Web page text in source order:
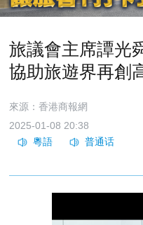
旅議會主席譚光
協助旅遊界再創
來源：香港商報網
2025-01-08 20:38